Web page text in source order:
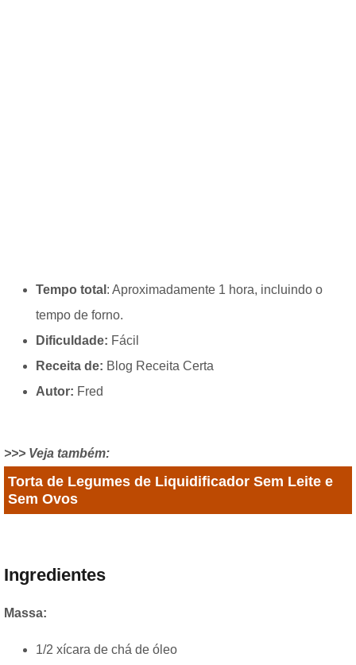
Tempo total : Aproximadamente 1 hora, incluindo o
tempo de forno.
Dificuldade: Fácil
Receita de: Blog Receita Certa
Autor: Fred
>>> Veja também:
Torta de Legumes de Liquidificador Sem Leite e
Sem Ovos
Ingredientes
Massa:
1/2 xícara de chá de óleo